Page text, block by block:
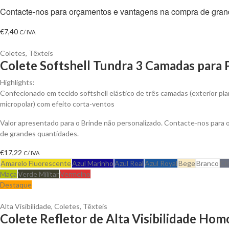
Contacte-nos para orçamentos e vantagens na compra de
€7,40 C/ IVA
Coletes, Têxteis
Colete Softshell Tundra 3 Camadas para
Highlights:
Confecionado em tecido softshell elástico de três camadas (exterior
micropolar) com efeito corta-ventos
Valor apresentado para o Brinde não personalizado. Contacte-nos
de grandes quantidades.
€17,22 C/ IVA
Amarelo FluorescenteAzul MarinhoAzul RealAzul RoyalBegeBranco
MaçaVerde MilitarVermelho
Destaque
Alta Visibilidade, Coletes, Têxteis
Colete Refletor de Alta Visibilidade